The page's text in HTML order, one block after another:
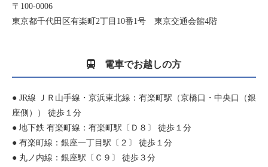
〒100-0006
東京都千代田区有楽町2丁目10番1号 東京交通会館4階
電車でお越しの方
● JR線 ＪＲ山手線・京浜東北線：有楽町駅（京橋口・中央口（銀
座側）） 徒歩１分
● 地下鉄 有楽町線：有楽町駅〔Ｄ８〕 徒歩１分
● 有楽町線：銀座一丁目駅〔２〕 徒歩１分
● 丸ノ内線：銀座駅〔Ｃ９〕 徒歩３分